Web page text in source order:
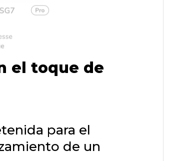
el toque de
para el
de un